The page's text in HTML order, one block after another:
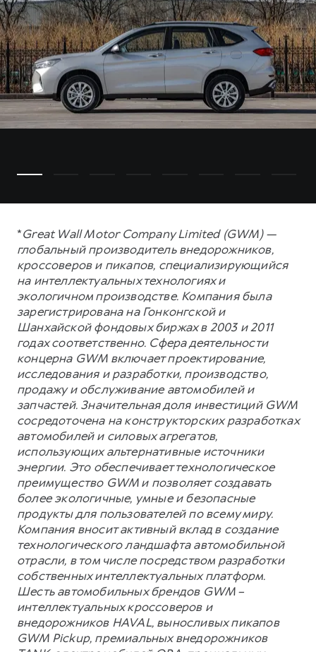
*Great Wall Motor Company Limited (GWM) —
глобальный производитель внедорожников,
кроссоверов и пикапов, специализирующийся
на интеллектуальных технологиях и
экологичном производстве. Компания была
зарегистрирована на Гонконгской и
Шанхайской фондовых биржах в 2003 и 2011
годах соответственно. Сфера деятельности
концерна GWM включает проектирование,
исследования и разработки, производство,
продажу и обслуживание автомобилей и
запчастей. Значительная доля инвестиций GWM
сосредоточена на конструкторских разработках
автомобилей и силовых агрегатов,
использующих альтернативные источники
энергии. Это обеспечивает технологическое
преимущество GWM и позволяет создавать
более экологичные, умные и безопасные
продукты для пользователей по всему миру.
Компания вносит активный вклад в создание
технологического ландшафта автомобильной
отрасли, в том числе посредством разработки
собственных интеллектуальных платформ.
Шесть автомобильных брендов GWM –
интеллектуальных кроссоверов и
внедорожников HAVAL, выносливых пикапов
GWM Pickup, премиальных внедорожников